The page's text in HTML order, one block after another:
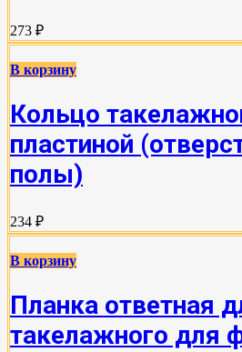
273 ₽
В корзину
Кольцо
пластиной
полы)
234 ₽
В корзину
Планка ответная
такелажного для